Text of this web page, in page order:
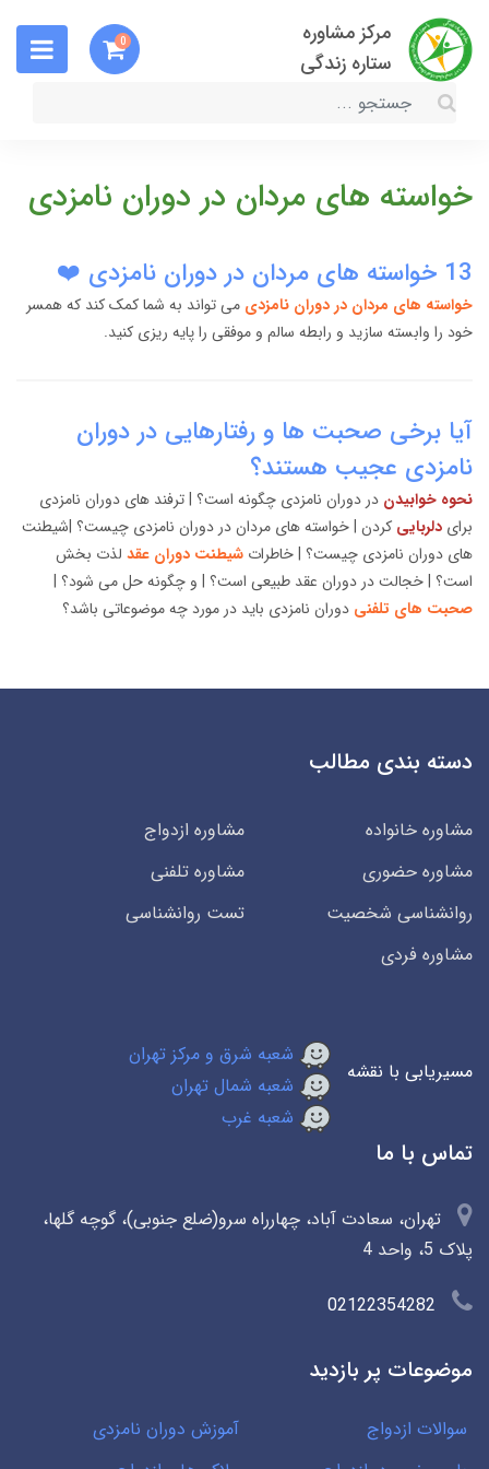
مرکز مشاوره
ستاره زندگی
0
خواسته های مردان در دوران نامزدی
13 خواسته های مردان در دوران نامزدی ❤️
خواسته های مردان در دوران نامزدی می تواند به شما کمک کند که همسر
خود را وابسته سازید و رابطه سالم و موفقی را پایه ریزی کنید.
آیا برخی صحبت ها و رفتارهایی در دوران
نامزدی عجیب هستند؟
نحوه خوابیدن در دوران نامزدی چگونه است؟ | ترفند های دوران نامزدی
برای دلربایی کردن | خواسته های مردان در دوران نامزدی چیست؟ |شیطنت
های دوران نامزدی چیست؟ | خاطرات شیطنت دوران عقد لذت بخش
است؟ | خجالت در دوران عقد طبیعی است؟ | و چگونه حل می شود؟ |
صحبت های تلفنی دوران نامزدی باید در مورد چه موضوعاتی باشد؟
دسته بندی مطالب
مشاوره خانواده
مشاوره ازدواج
مشاوره حضوری
مشاوره تلفنی
روانشناسی شخصیت
تست روانشناسی
مشاوره فردی
مسیریابی با نقشه
شعبه شرق و مرکز تهران
شعبه شمال تهران
شعبه غرب
تماس با ما
تهران، سعادت آباد، چهارراه سرو(ضلع جنوبی)، گوچه گلها،
پلاک 5، واحد 4
02122354282
موضوعات پر بازدید
سوالات ازدواج
آموزش دوران نامزدی